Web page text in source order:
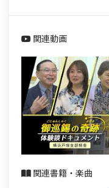
関連動画
関連書籍・楽曲